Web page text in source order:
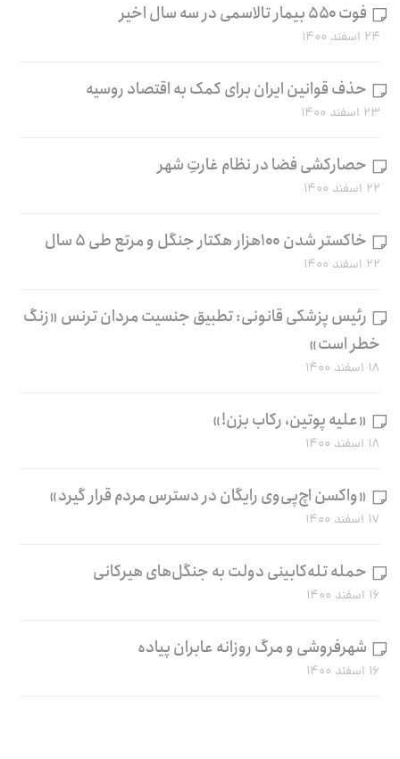
فوت ۵۵۰ بیمار تالاسمی در سه سال اخیر
۲۴ اسفند ۱۴۰۰
حذف قوانین ایران برای کمک به اقتصاد روسیه
۲۳ اسفند ۱۴۰۰
حصارکشی فضا در نظام غارتِ شهر
۲۲ اسفند ۱۴۰۰
خاکستر شدن ۱۰۰هزار هکتار جنگل و مرتع طی ۵ سال
۲۲ اسفند ۱۴۰۰
رئیس پزشکی قانونی: تطبیق جنسیت مردان ترنس «زنگ
خطر است»
۱۸ اسفند ۱۴۰۰
«علیه پوتین، رکاب بزن!»
۱۸ اسفند ۱۴۰۰
«واکسن اچ‌پی‌وی رایگان در دسترس مردم قرار گیرد»
۱۷ اسفند ۱۴۰۰
حمله تله‌کابینی دولت به جنگل‌های هیرکانی
۱۶ اسفند ۱۴۰۰
شهرفروشی و مرگ روزانه عابران پیاده
۱۶ اسفند ۱۴۰۰